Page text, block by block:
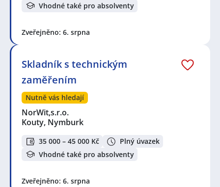
Vhodné také pro absolventy
Zveřejněno: 6. srpna
Skladník s technickým
zaměřením
Nutně vás hledají
NorWit,s.r.o.
Kouty, Nymburk
35 000 – 45 000 Kč
Plný úvazek
Vhodné také pro absolventy
Zveřejněno: 6. srpna